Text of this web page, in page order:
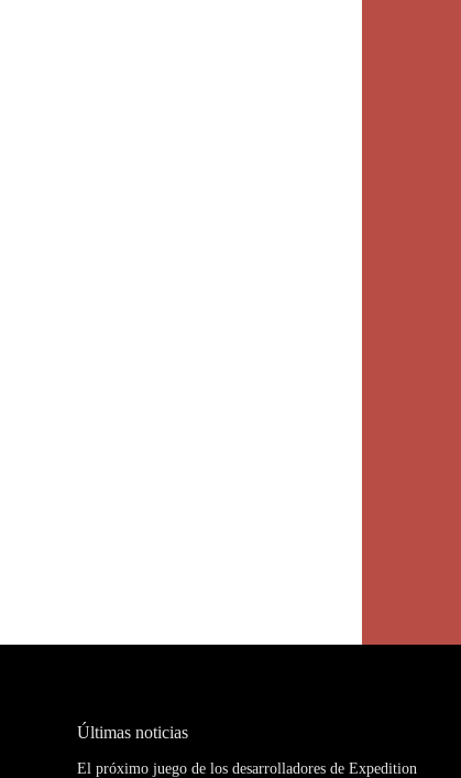
Últimas noticias
El próximo juego de los desarrolladores de Expedition